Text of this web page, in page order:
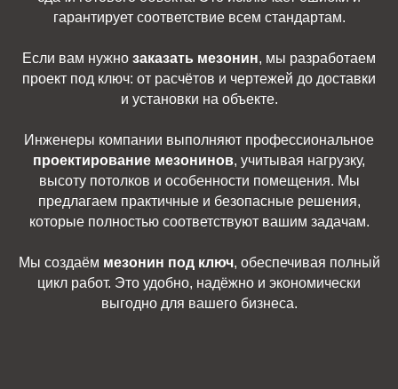
гарантирует соответствие всем стандартам.
Если вам нужно заказать мезонин, мы разработаем
проект под ключ: от расчётов и чертежей до доставки
и установки на объекте.
Инженеры компании выполняют профессиональное
проектирование мезонинов, учитывая нагрузку,
высоту потолков и особенности помещения. Мы
предлагаем практичные и безопасные решения,
которые полностью соответствуют вашим задачам.
Мы создаём мезонин под ключ, обеспечивая полный
цикл работ. Это удобно, надёжно и экономически
выгодно для вашего бизнеса.